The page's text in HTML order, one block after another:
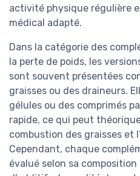
activité physique régulière
médical adapté.
Dans la catégorie des
la perte de poids, les
sont souvent présentées
graisses ou des draineurs.
gélules ou des comprimés
rapide, ce qui peut
combustion des graisses et
Cependant, chaque
évalué selon sa composition